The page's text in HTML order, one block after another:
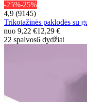
-25%-25%
4,9 (9145)
Trikotažinės paklodės su
nuo 9,22 €12,29 €
22 spalvos6 dydžiai